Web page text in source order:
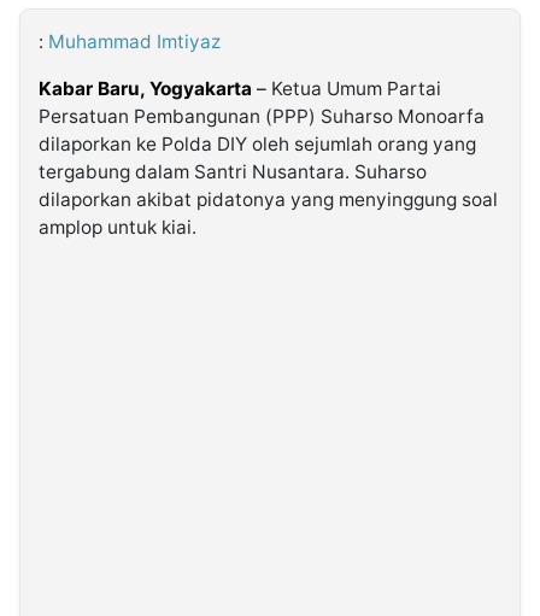
Kabarbaru.co
: Muhammad Imtiyaz
Kabar Baru, Yogyakarta – Ketua Umum Partai
Persatuan Pembangunan (PPP) Suharso Monoarfa
dilaporkan ke Polda DIY oleh sejumlah orang yang
tergabung dalam Santri Nusantara. Suharso
dilaporkan akibat pidatonya yang menyinggung soal
amplop untuk kiai.